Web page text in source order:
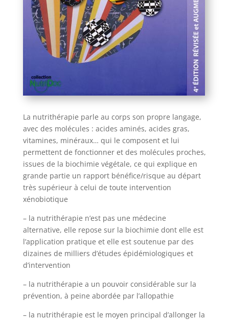
La nutrithérapie parle au corps son propre langage,
avec des molécules : acides aminés, acides gras,
vitamines, minéraux… qui le composent et lui
permettent de fonctionner et des molécules proches,
issues de la biochimie végétale, ce qui explique en
grande partie un rapport bénéfice/risque au départ
très supérieur à celui de toute intervention
xénobiotique
– la nutrithérapie n’est pas une médecine
alternative, elle repose sur la biochimie dont elle est
l’application pratique et elle est soutenue par des
dizaines de milliers d’études épidémiologiques et
d’intervention
– la nutrithérapie a un pouvoir considérable sur la
prévention, à peine abordée par l’allopathie
– la nutrithérapie est le moyen principal d’allonger la